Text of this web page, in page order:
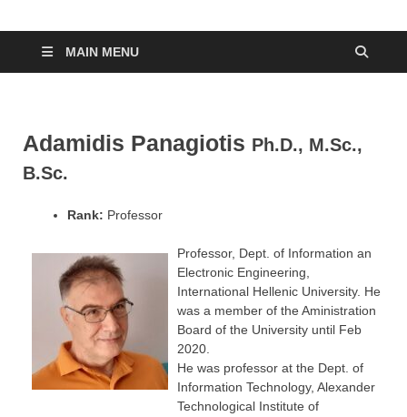
MAIN MENU
Adamidis Panagiotis Ph.D., M.Sc.,
B.Sc.
Rank: Professor
Professor, Dept. of Information an
Electronic Engineering,
International Hellenic University. He
was a member of the Aministration
Board of the University until Feb
2020.
He was professor at the Dept. of
Information Technology, Alexander
Technological Institute of